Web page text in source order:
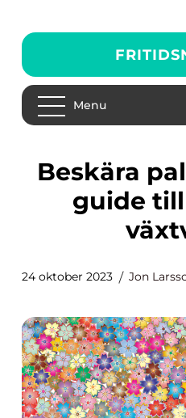
Menu
Beskära palettblad: En
guide
24 oktober 2023 Jon